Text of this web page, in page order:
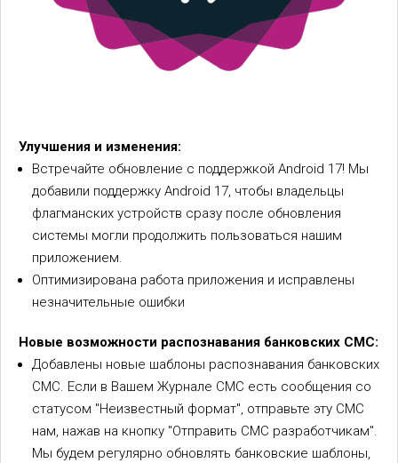
Улучшения и изменения:
Встречайте обновление с поддержкой Android 17! Мы
добавили поддержку Android 17, чтобы владельцы
флагманских устройств сразу после обновления
системы могли продолжить пользоваться нашим
приложением.
Оптимизирована работа приложения и исправлены
незначительные ошибки
Новые возможности распознавания банковских СМС:
Добавлены новые шаблоны распознавания банковских
СМС. Если в Вашем Журнале СМС есть сообщения со
статусом "Неизвестный формат", отправьте эту СМС
нам, нажав на кнопку "Отправить СМС разработчикам".
Мы будем регулярно обновлять банковские шаблоны,